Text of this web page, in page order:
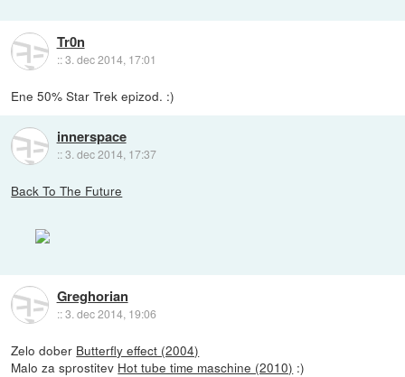
Tr0n
::3. dec 2014, 17:01
Ene 50% Star Trek epizod. :)
innerspace
::3. dec 2014, 17:37
Back To The Future
Greghorian
::3. dec 2014, 19:06
Zelo dober Butterfly effect (2004)
Malo za sprostitev Hot tube time maschine (2010) :)